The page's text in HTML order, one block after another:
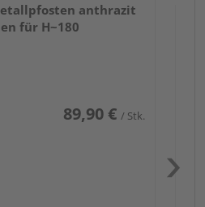
anthrazit
für H~180
89,90 € / Stk.